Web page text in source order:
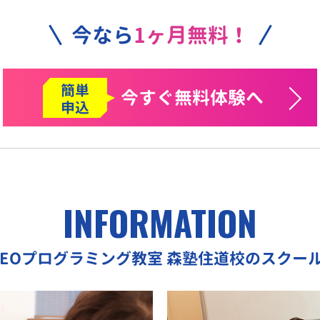
今なら1ヶ月無料！
簡単
申込
今すぐ無料体験へ
INFORMATION
プログラミング教室 森塾住道校のスクー